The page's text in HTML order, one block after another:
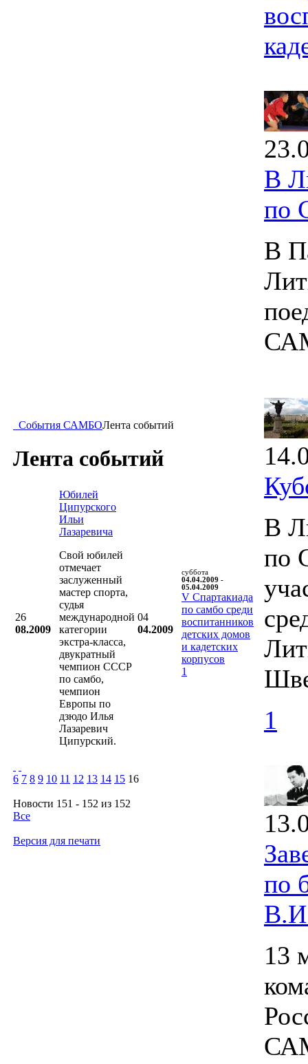
События САМБОЛента событий
Лента событий
26
08.2009
Юбилей
Ципурского
Ильи
Лазаревича
Свой юбилей
отмечает
заслуженный
мастер спорта,
судья
международной
категории
экстра-класса,
двукратный
чемпион СССР
по самбо,
чемпион
Европы по
дзюдо Илья
Лазаревич
Ципурский.
04
04.2009
суббота
04.04.2009 -
05.04.2009
V Cпартакиада
по самбо среди
воспитанников
детских домов
и кадетских
корпусов
1
6 7 8 9 10 11 12 13 14 15 16
Новости 151 - 152 из 152
Все
Версия для печати
В
по
В
В
по
1
по
13